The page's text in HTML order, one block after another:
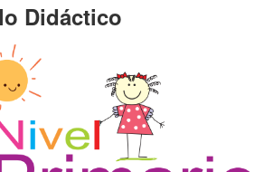
Didáctico